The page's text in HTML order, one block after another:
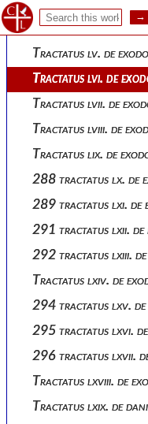
281 tractatus liv. de
Tractatus lv. de
Tractatus lvi. de
Tractatus lvii. de
Tractatus lviii. de
Tractatus lix. de
288 tractatus lx. de
289 tractatus lxi. de
291 tractatus lxii. de
292 tractatus lxiii.
Tractatus lxiv. de
294 tractatus lxv. de
295 tractatus lxvi.
296 tractatus lxvii.
Tractatus lxviii. de
Tractatus lxix. de